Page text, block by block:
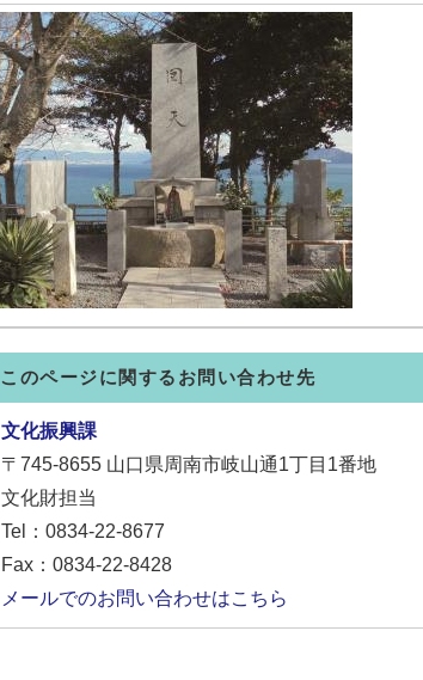
このページに関するお問い合わせ先
文化振興課
〒745-8655 山口県周南市岐山通1丁目1番地
文化財担当
Tel：0834-22-8677
Fax：0834-22-8428
メールでのお問い合わせはこちら